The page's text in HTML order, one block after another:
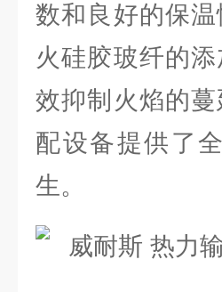
数和良好的保
火硅胶玻纤的
效抑制火焰的
配设备提供了
生。